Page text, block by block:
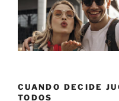
CUANDO DECIDE
TODOS